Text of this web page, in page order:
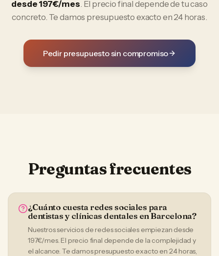
desde 197€/mes. El precio final depende de tu caso
concreto. Te damos presupuesto exacto en 24 horas.
Pedir presupuesto sin compromiso
Preguntas frecuentes
¿Cuánto cuesta redes sociales para
dentistas y clínicas dentales en Barcelona?
Nuestros servicios de redes sociales empiezan desde
197€/mes. El precio final depende de la complejidad y
el alcance. Te damos presupuesto exacto en 24 horas,